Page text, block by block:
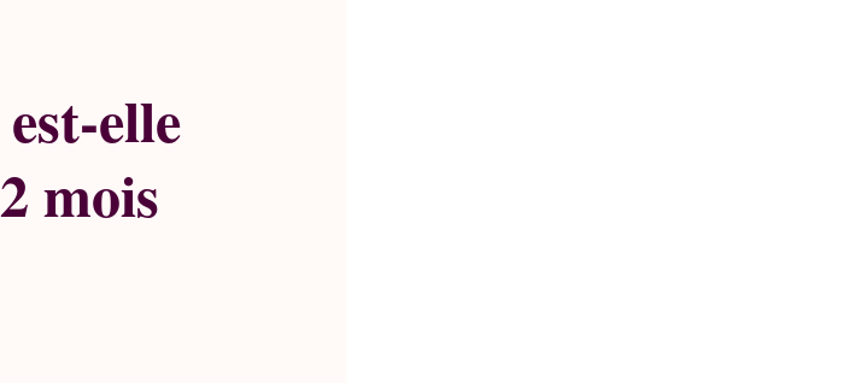
elle
mois